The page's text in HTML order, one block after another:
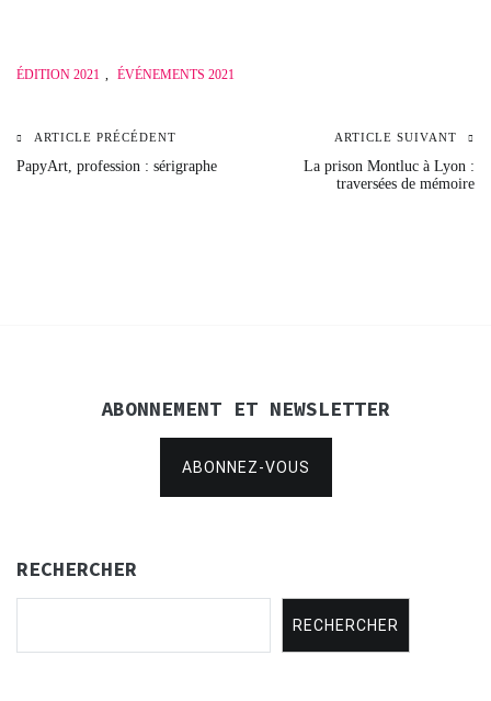
ÉDITION 2021 ÉVÉNEMENTS 2021
Navigation
ARTICLE PRÉCÉDENT
PapyArt, profession : sérigraphe
ARTICLE SUIVANT
La prison Montluc à Lyon :
traversées de mémoire
ABONNEMENT ET NEWSLETTER
ABONNEZ-VOUS
RECHERCHER
RECHERCHER